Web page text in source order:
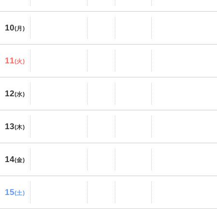
10(月)
11(火)
12(水)
13(木)
14(金)
15(土)